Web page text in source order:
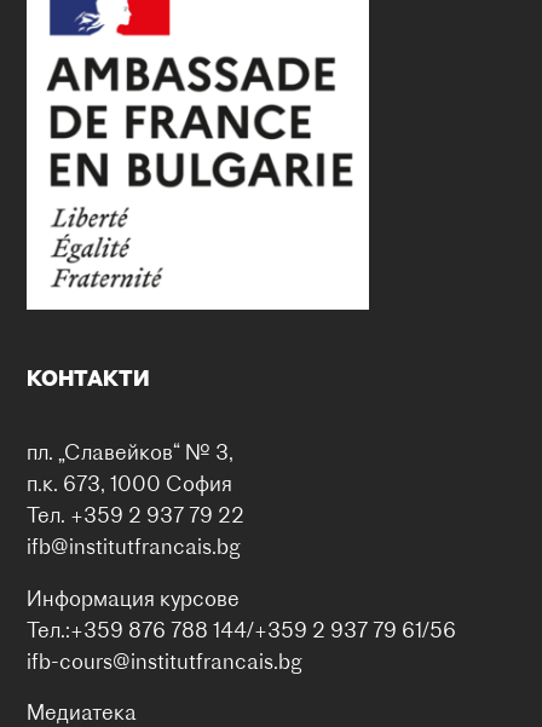
КОНТАКТИ
пл. „Славейков“ № 3,
п.к. 673, 1000 София
Тел. +359 2 937 79 22
ifb@institutfrancais.bg
Информация курсове
Тел.:+359 876 788 144/+359 2 937 79 61/56
ifb-cours@institutfrancais.bg
Медиатека